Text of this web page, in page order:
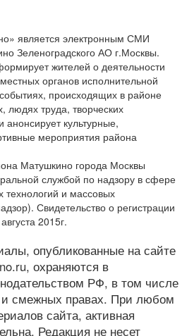
является электронным СМИ
Зеленоградского АО г.Москвы.
жителей о деятельности
органов исполнительной
происходящих в районе
людях труда, творческих
анонсирует культурные,
мероприятия района
Матушкино города Москвы
службой по надзору в сфере
и массовых
Свидетельство о регистрации
2015г.
опубликованные на сайте
охраняются в
РФ, в том числе
и смежных правах. При любом
сайта, активная
Редакция не несет